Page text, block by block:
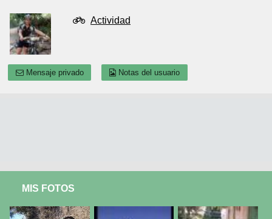
Actividad
Mensaje privado Notas del usuario
MIS FOTOS